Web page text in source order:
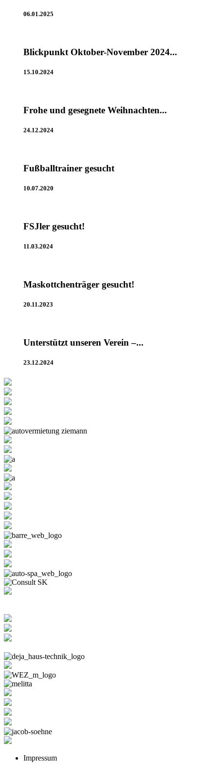
06.01.2025
Blickpunkt Oktober-November 2024...
15.10.2024
Frohe und gesegnete Weihnachten...
24.12.2024
Fußballtrainer gesucht
10.07.2020
FSJler gesucht!
11.03.2024
Maskottchenträger gesucht!
20.11.2023
Unterstützt unseren Verein –...
23.12.2024
Impressum